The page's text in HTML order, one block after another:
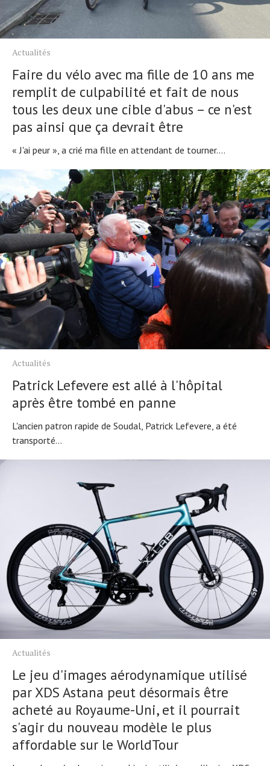
Actualités
Faire du vélo avec ma fille de 10 ans me
remplit de culpabilité et fait de nous
tous les deux une cible d'abus – ce n'est
pas ainsi que ça devrait être
« J'ai peur », a crié ma fille en attendant de tourner....
Actualités
Patrick Lefevere est allé à l'hôpital
après être tombé en panne
L'ancien patron rapide de Soudal, Patrick Lefevere, a été
transporté...
Actualités
Le jeu d'images aérodynamique utilisé
par XDS Astana peut désormais être
acheté au Royaume-Uni, et il pourrait
s'agir du nouveau modèle le plus
affordable sur le WorldTour